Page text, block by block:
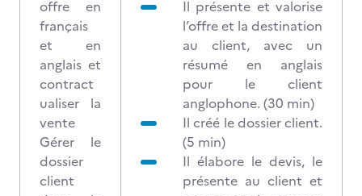
offre en
français
et en
anglais et
contract
ualiser la
vente
Gérer le
dossier
client
Il présente et valorise
l’offre et la destination
au client, avec un
résumé en anglais
pour le client
anglophone. (30 min)
Il créé le dossier client.
(5 min)
Il élabore le devis, le
présente au client et